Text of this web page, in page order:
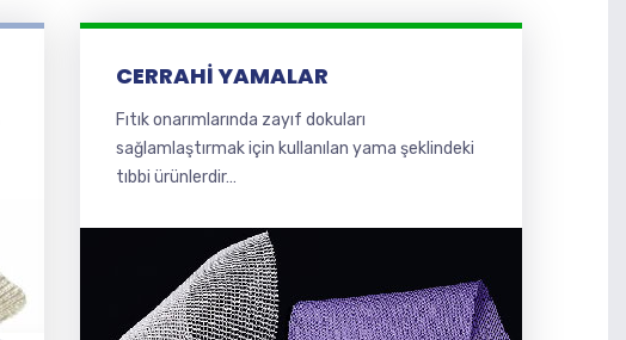
CERRAHI YAMALAR
Fıtık onarımlarında zayıf dokuları
sağlamlaştırmak için kullanılan yama şeklindeki
tıbbi ürünlerdir…